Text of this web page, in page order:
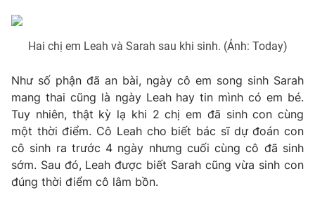
Phim VTV
Hậu trường
Nhân vật
Khán giả
Giải sao mai
Giải trí
Âm nhạc
Sao
Du lịch
Làm đẹp
Chất lượng cuộc sống
Giáo dục
Tuyển sinh
Học trực tuyến
Công nghệ
Hitech Công nghệ tương lai
Giao lưu trực tuyến
Hai chị em Leah và Sarah sau khi sinh. (Ảnh: Today)
Như số phận đã an bài, ngày cô em song sinh Sarah
mang thai cũng là ngày Leah hay tin mình có em bé.
Tuy nhiên, thật kỳ lạ khi 2 chị em đã sinh con cùng
một thời điểm. Cô Leah cho biết bác sĩ dự đoán con
cô sinh ra trước 4 ngày nhưng cuối cùng cô đã sinh
sớm. Sau đó, Leah được biết Sarah cũng vừa sinh con
đúng thời điểm cô lâm bồn.